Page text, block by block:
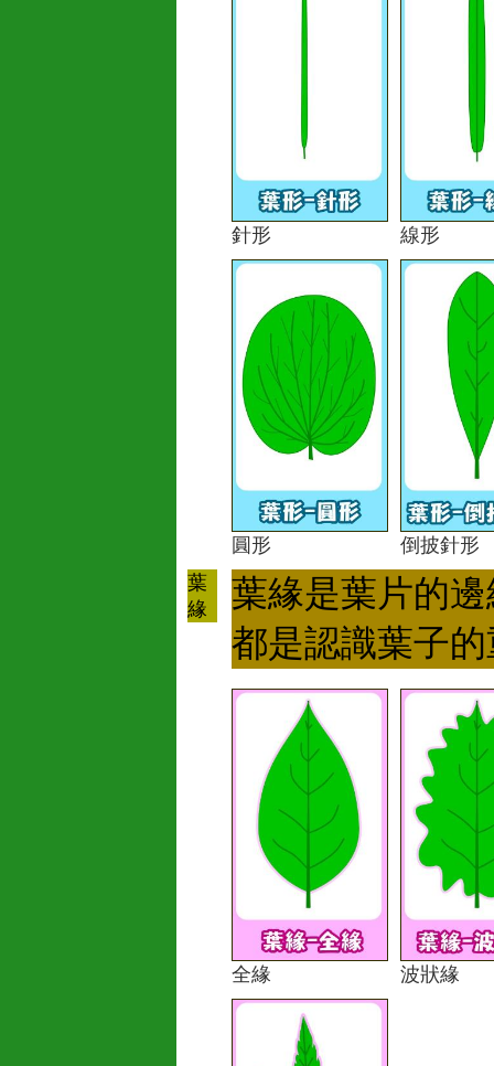
針形 線形
圓形
倒披針形
葉
緣
葉緣是葉片的
都是認識葉子
全緣 波狀緣